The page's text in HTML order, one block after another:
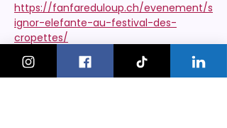
https://fanfareduloup.ch/evenement/s
ignor-elefante-au-festival-des-
cropettes/